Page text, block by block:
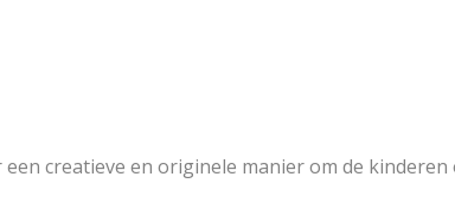
creatieve en originele manier om de